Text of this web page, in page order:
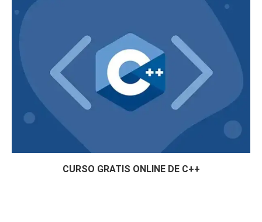
CURSO GRATIS ONLINE DE C++